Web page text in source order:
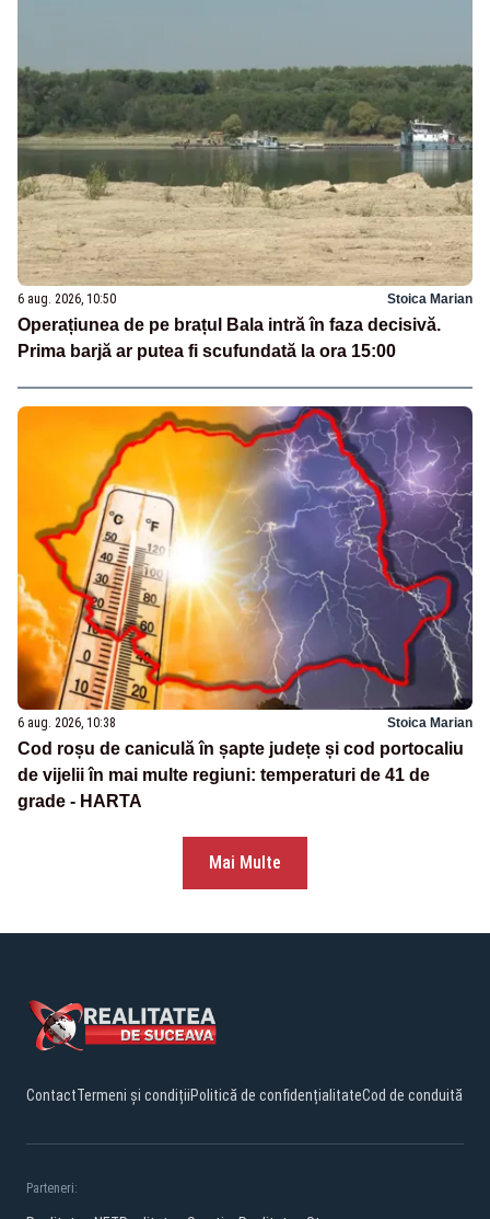
6 aug. 2026, 10:50 Stoica Marian
Operațiunea de pe brațul Bala intră în faza decisivă.
Prima barjă ar putea fi scufundată la ora 15:00
6 aug. 2026, 10:38 Stoica Marian
Cod roșu de caniculă în șapte județe și cod portocaliu
de vijelii în mai multe regiuni: temperaturi de 41 de
grade - HARTA
Mai Multe
ContactTermeni și condițiiPolitică de confidențialitateCod de conduită
Parteneri: